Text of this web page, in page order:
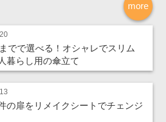
more
でで選べる！オシャレでスリム
暮らし用の傘立て
の扉をリメイクシートでチェンジ